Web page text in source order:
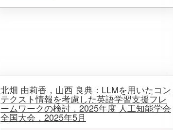
北畑 由莉香，山西 良典：LLMを用いたコン
テクスト情報を考慮した英語学習支援フレ
ームワークの検討，2025年度 人工知能学会
全国大会，2025年5月